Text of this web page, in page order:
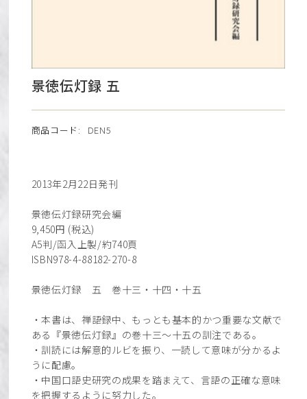
景徳伝灯録 五
商品コード: DEN5
2013年2月22日発刊
景徳伝灯録研究会編
9,450円 (税込)
A5判/函入上製/約740頁
ISBN978-4-88182-270-8
景徳伝灯録 五 巻十三・十四・十五
・本書は、禅語録中、もっとも基本的かつ重要な文献で
ある『景徳伝灯録』の巻十三～十五の訓注である。
・訓読には解意的ルビを振り、一読して意味が分かるよ
うに配慮。
・中国口語史研究の成果を踏まえて、言語の正確な意味
を把握するように努力した。